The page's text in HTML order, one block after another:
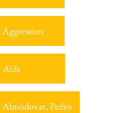
Aggression
Aids
Almodovar, Pedro